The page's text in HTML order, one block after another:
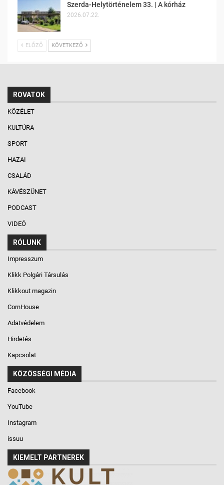
Szerda-Helytörténelem 33. | A kórház
2026.07.22.
ELŐZŐ KÖVETKEZŐ
ROVATOK
KÖZÉLET
KULTÚRA
SPORT
HAZAI
CSALÁD
KÁVÉSZÜNET
PODCAST
VIDEÓ
RÓLUNK
Impresszum
Klikk Polgári Társulás
Klikkout magazin
CornHouse
Adatvédelem
Hirdetés
Kapcsolat
KÖZÖSSÉGI MÉDIA
Facebook
YouTube
Instagram
issuu
KIEMELT PARTNEREK